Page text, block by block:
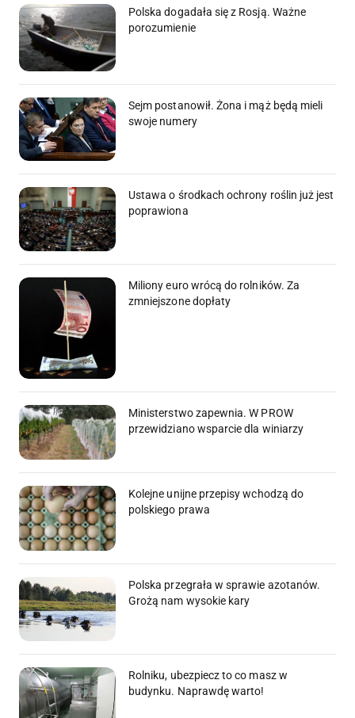
Polska dogadała się z Rosją. Ważne
porozumienie
Sejm postanowił. Żona i mąż będą mieli
swoje numery
Ustawa o środkach ochrony roślin już jest
poprawiona
Miliony euro wrócą do rolników. Za
zmniejszone dopłaty
Ministerstwo zapewnia. W PROW
przewidziano wsparcie dla winiarzy
Kolejne unijne przepisy wchodzą do
polskiego prawa
Polska przegrała w sprawie azotanów.
Grożą nam wysokie kary
Rolniku, ubezpiecz to co masz w
budynku. Naprawdę warto!